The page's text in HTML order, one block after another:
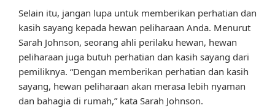
Selain itu, jangan lupa untuk memberikan perhatian dan
kasih sayang kepada hewan peliharaan Anda. Menurut
Sarah Johnson, seorang ahli perilaku hewan, hewan
peliharaan juga butuh perhatian dan kasih sayang dari
pemiliknya. “Dengan memberikan perhatian dan kasih
sayang, hewan peliharaan akan merasa lebih nyaman
dan bahagia di rumah,” kata Sarah Johnson.